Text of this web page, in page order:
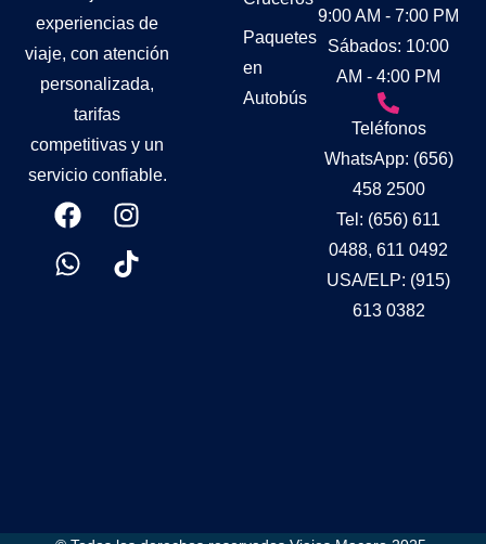
experiencias de
viaje, con atención
personalizada,
tarifas
competitivas y un
servicio confiable.
Paquetes
en
Autobús
9:00 AM - 7:00 PM
Sábados: 10:00
AM - 4:00 PM
Teléfonos
WhatsApp: (656)
458 2500
Tel: (656) 611
0488, 611 0492
USA/ELP: (915)
613 0382